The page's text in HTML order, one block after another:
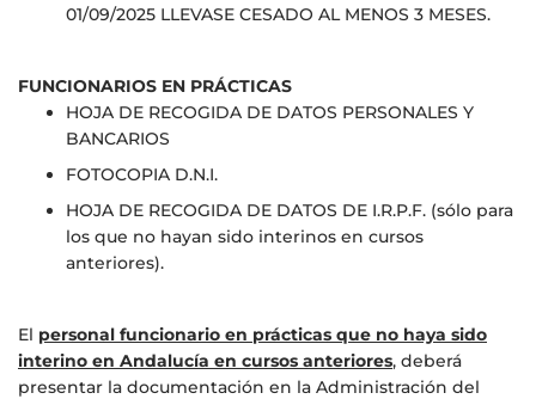
01/09/2025 LLEVASE CESADO AL MENOS 3 MESES.
FUNCIONARIOS EN PRÁCTICAS
HOJA DE RECOGIDA DE DATOS PERSONALES Y
BANCARIOS
FOTOCOPIA D.N.I.
HOJA DE RECOGIDA DE DATOS DE I.R.P.F. (sólo para
los que no hayan sido interinos en cursos
anteriores).
El personal funcionario en prácticas que no haya sido
interino en Andalucía en cursos anteriores, deberá
presentar la documentación en la Administración del